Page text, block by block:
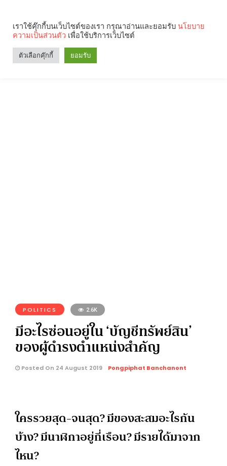
POLITICS 2.6K
มีอะไรซ่อนอยู่ใน ‘บัญชีทรัพย์สิน’
ของผู้ดำรงตำแหน่งสำคัญ
Posted On 24 August 2019 Pongpiphat Banchanont
ใครรวยสุด-จนสุด? มีของสะสมอะไรกัน
บ้าง? มีนาฬิกาอยู่กี่เรือน? มีรายได้มาจาก
ไหน?
เราใช้คุ๊กกี้บนเว็บไซต์ของเรา กรุณาอ่านและยอมรับ นโยบาย
ความเป็นส่วนตัว เพื่อใช้บริการเว็บไซต์
ตัวเลือกคุ๊กกี้ ยอมรับ